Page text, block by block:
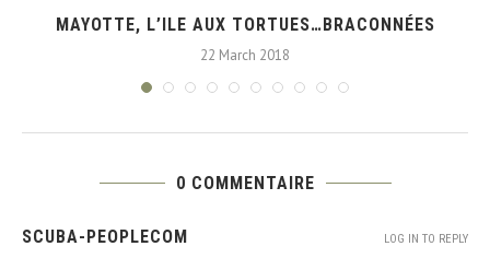
MAYOTTE, L’ILE AUX TORTUES…BRACONNÉES
22 March 2018
0 COMMENTAIRE
SCUBA-PEOPLECOM LOG IN TO REPLY